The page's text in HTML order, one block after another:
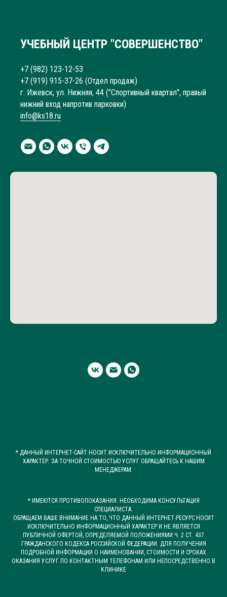
УЧЕБНЫЙ ЦЕНТР "СОВЕРШЕНСТВО"
+7 (982) 123-12-53
+7 (919) 915-37-26 (Отдел продаж)
г. Ижевск, ул. Нижняя, 44 ("Спортивный квартал", правый
нижний вход напротив парковки)
info@ks18.ru
* ДАННЫЙ ИНТЕРНЕТ-САЙТ НОСИТ ИСКЛЮЧИТЕЛЬНО ИНФОРМАЦИОННЫЙ
ХАРАКТЕР. ЗА ТОЧНОЙ СТОИМОСТЬЮ УСЛУГ ОБРАЩАЙТЕСЬ К НАШИМ
МЕНЕДЖЕРАМ.
* ИМЕЮТСЯ ПРОТИВОПОКАЗАНИЯ. НЕОБХОДИМА КОНСУЛЬТАЦИЯ
СПЕЦИАЛИСТА.
ОБРАЩАЕМ ВАШЕ ВНИМАНИЕ НА ТО, ЧТО ДАННЫЙ ИНТЕРНЕТ-РЕСУРС НОСИТ
ИСКЛЮЧИТЕЛЬНО ИНФОРМАЦИОННЫЙ ХАРАКТЕР И НЕ ЯВЛЯЕТСЯ
ПУБЛИЧНОЙ ОФЕРТОЙ, ОПРЕДЕЛЯЕМОЙ ПОЛОЖЕНИЯМИ Ч. 2 СТ. 437
ГРАЖДАНСКОГО КОДЕКСА РОССИЙСКОЙ ФЕДЕРАЦИИ. ДЛЯ ПОЛУЧЕНИЯ
ПОДРОБНОЙ ИНФОРМАЦИИ О НАИМЕНОВАНИИ, СТОИМОСТИ И СРОКАХ
ОКАЗАНИЯ УСЛУГ ПО КОНТАКТНЫМ ТЕЛЕФОНАМ ИЛИ НЕПОСРЕДСТВЕННО В
КЛИНИКЕ